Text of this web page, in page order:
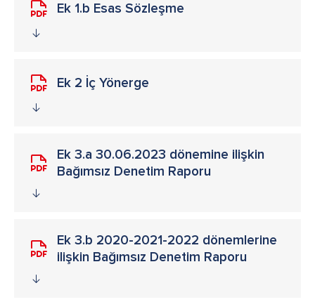
Ek 1.b Esas Sözleşme
Ek 2 İç Yönerge
Ek 3.a 30.06.2023 dönemine ilişkin
Bağımsız Denetim Raporu
Ek 3.b 2020-2021-2022 dönemlerine
ilişkin Bağımsız Denetim Raporu